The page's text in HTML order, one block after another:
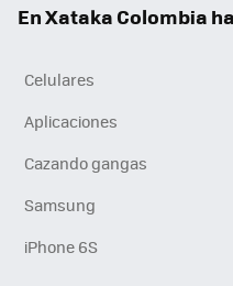
En Xataka Colombia
Celulares
Aplicaciones
Cazando gangas
Samsung
iPhone 6S